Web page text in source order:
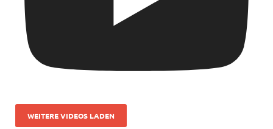
WEITERE VIDEOS LADEN